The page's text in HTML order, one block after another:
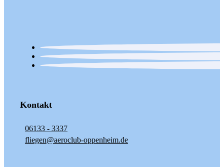
Kontakt
06133 - 3337
fliegen@aeroclub-oppenheim.de